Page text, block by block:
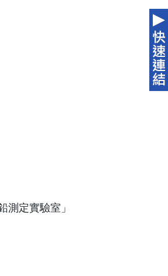
定實驗室」